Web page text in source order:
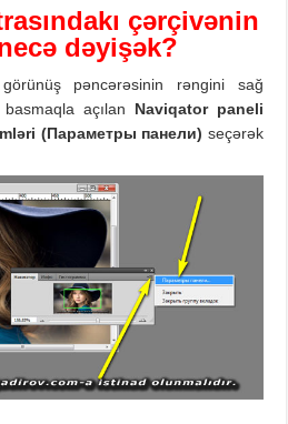
çərçivənin
dəyişək?
görünüş pəncərəsinin rəngini sağ
açılan Naviqator paneli
(Параметры панели) seçərək